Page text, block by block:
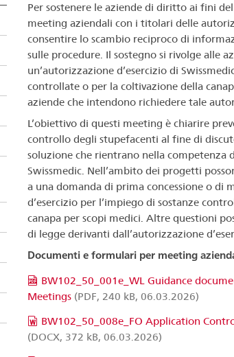
Per sostenere le aziende di diritto ai fini
meeting aziendali con i titolari delle
consentire lo scambio reciproco di
sulle procedure. Il sostegno si rivolge alle
un’autorizzazione d’esercizio di
controllate o per la coltivazione della
aziende che intendono richiedere tale
L’obiettivo di questi meeting è chiarire
controllo degli stupefacenti al fine di
soluzione che rientrano nella competenza
Swissmedic. Nell’ambito dei progetti
a una domanda di prima concessione o di
d’esercizio per l’impiego di sostanze
canapa per scopi medici. Altre questioni
di legge derivanti dall’autorizzazione
Documenti e formulari per meeting
BW102_50_001e_WL Guidance
Meetings(PDF, 240 kB, 06.03.2026)
BW102_50_008e_FO Application
(DOCX, 372 kB, 06.03.2026)